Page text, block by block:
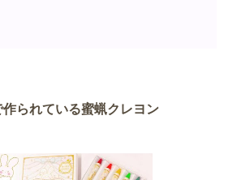
られている蜜蝋クレヨン